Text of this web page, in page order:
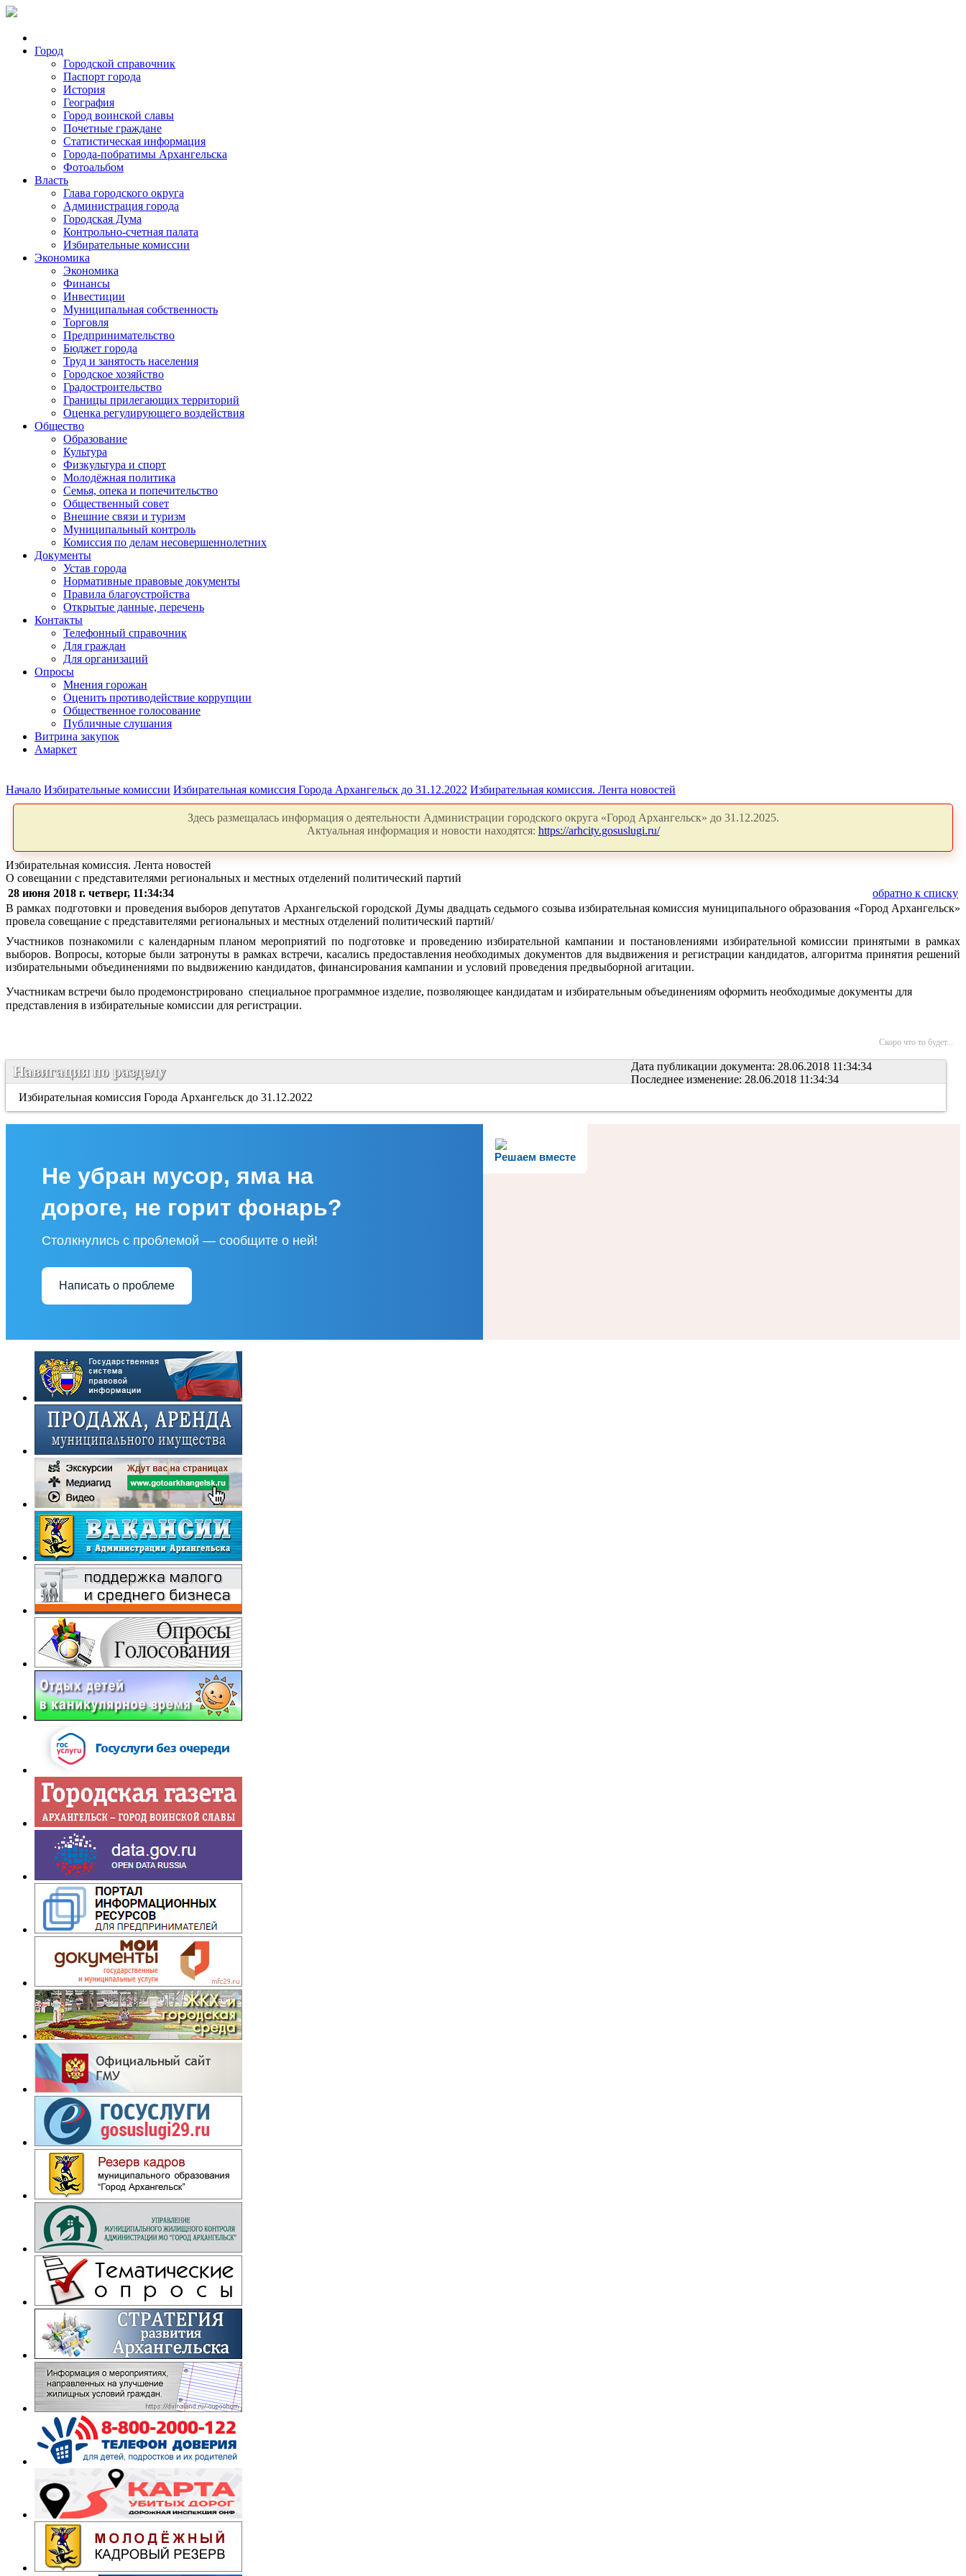
Город
Городской справочник
Паспорт города
История
География
Город воинской славы
Почетные граждане
Статистическая информация
Города-побратимы Архангельска
Фотоальбом
Власть
Глава городского округа
Администрация города
Городская Дума
Контрольно-счетная палата
Избирательные комиссии
Экономика
Экономика
Финансы
Инвестиции
Муниципальная собственность
Торговля
Предпринимательство
Бюджет города
Труд и занятость населения
Городское хозяйство
Градостроительство
Границы прилегающих территорий
Оценка регулирующего воздействия
Общество
Образование
Культура
Физкультура и спорт
Молодёжная политика
Семья, опека и попечительство
Общественный совет
Внешние связи и туризм
Муниципальный контроль
Комиссия по делам несовершеннолетних
Документы
Устав города
Нормативные правовые документы
Правила благоустройства
Открытые данные, перечень
Контакты
Телефонный справочник
Для граждан
Для организаций
Опросы
Мнения горожан
Оценить противодействие коррупции
Общественное голосование
Публичные слушания
Витрина закупок
Амаркет
Начало Избирательные комиссии Избирательная комиссия Города Архангельск до 31.12.2022 Избирательная комиссия. Лента новостей
Здесь размещалась информация о деятельности Администрации городского округа «Город Архангельск» до 31.12.2025.
Актуальная информация и новости находятся: https://arhcity.gosuslugi.ru/
Избирательная комиссия. Лента новостей
О совещании с представителями региональных и местных отделений политический партий
28 июня 2018 г. четверг, 11:34:34
обратно к списку
В рамках подготовки и проведения выборов депутатов Архангельской городской Думы двадцать седьмого созыва избирательная комиссия муниципального образования «Город Архангельск»
провела совещание с представителями региональных и местных отделений политический партий/
Участников познакомили с календарным планом мероприятий по подготовке и проведению избирательной кампании и постановлениями избирательной комиссии принятыми в рамках
выборов. Вопросы, которые были затронуты в рамках встречи, касались предоставления необходимых документов для выдвижения и регистрации кандидатов, алгоритма принятия решений
избирательными объединениями по выдвижению кандидатов, финансирования кампании и условий проведения предвыборной агитации.
Участникам встречи было продемонстрировано специальное программное изделие, позволяющее кандидатам и избирательным объединениям оформить необходимые документы для
представления в избирательные комиссии для регистрации.
Скоро что то будет...
Дата публикации документа: 28.06.2018 11:34:34
Последнее изменение: 28.06.2018 11:34:34
Навигация по разделу
Избирательная комиссия Города Архангельск до 31.12.2022
Решаем вместе
Не убран мусор, яма на
дороге, не горит фонарь?
Столкнулись с проблемой — сообщите о ней!
Написать о проблеме